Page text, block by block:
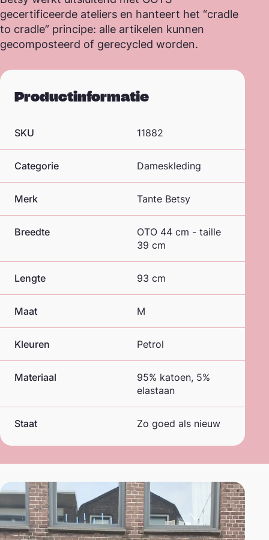
gecertificeerde ateliers en hanteert het “cradle
to cradle” principe: alle artikelen kunnen
gecomposteerd of gerecycled worden.
Productinformatie
SKU 11882
Categorie Dameskleding
Merk Tante Betsy
Breedte
OTO 44 cm - taille
39 cm
Lengte 93 cm
Maat M
Kleuren Petrol
Materiaal
95% katoen, 5%
elastaan
Staat Zo goed als nieuw